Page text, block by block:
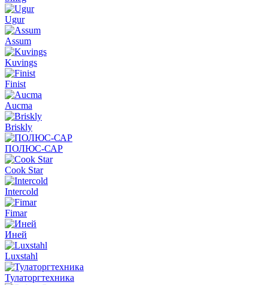
Ugur
Assum
Kuvings
Finist
Aucma
Briskly
ПОЛЮС-САР
Cook Star
Intercold
Fimar
Иней
Luxstahl
Тулаторгтехника